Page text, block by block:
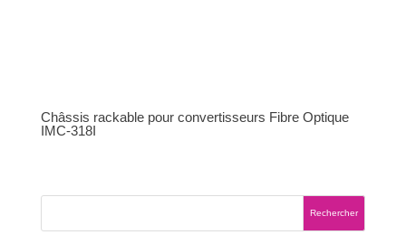
Châssis rackable pour convertisseurs Fibre Optique
IMC-318I